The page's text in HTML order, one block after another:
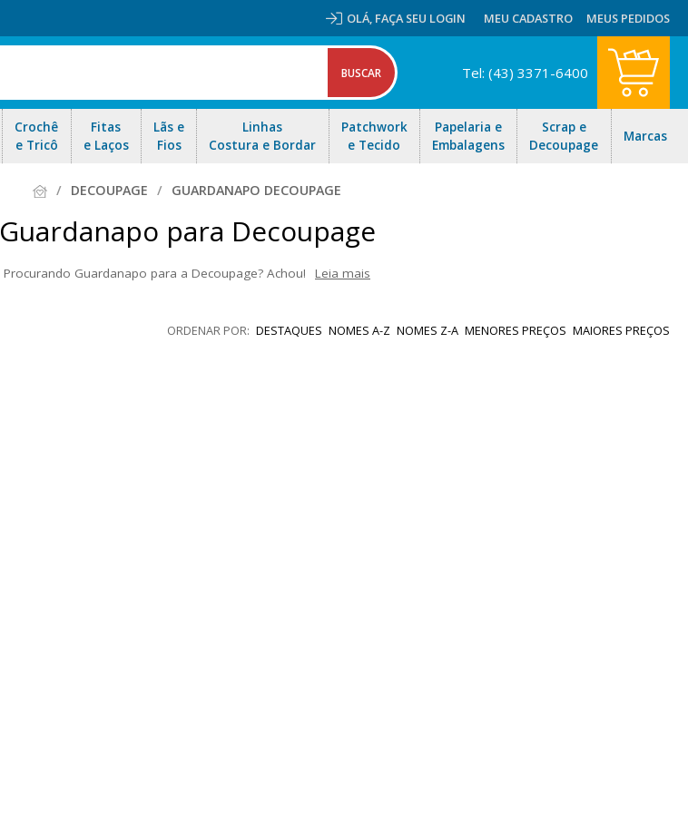
OLÁ, FAÇA SEU LOGIN MEU CADASTRO MEUS PEDIDOS
Crochê
e Tricô
Fitas
e Laços
Lãs e
Fios
Linhas
Costura e Bordar
Patchwork
e Tecido
Papelaria e
Embalagens
Scrap e
Decoupage
Marcas
Tel: (43) 3371-6400
DECOUPAGE GUARDANAPO DECOUPAGE
Guardanapo para Decoupage
Procurando Guardanapo para a Decoupage? Achou!
Leia mais
DESTAQUES NOMES A-Z NOMES Z-A MENORES PREÇOS MAIORES PREÇOS